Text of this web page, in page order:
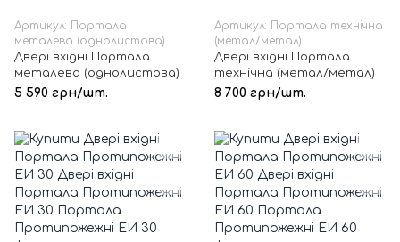
Артикул: Портала
металева (однолистова)
Двері вхідні Портала
металева (однолистова)
5 590 грн/шт.
Артикул: Портала технічна
(метал/метал)
Двері вхідні Портала
технічна (метал/метал)
8 700 грн/шт.